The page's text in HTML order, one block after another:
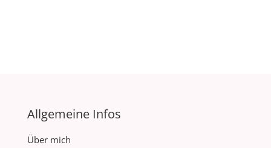
Allgemeine Infos
Über mich